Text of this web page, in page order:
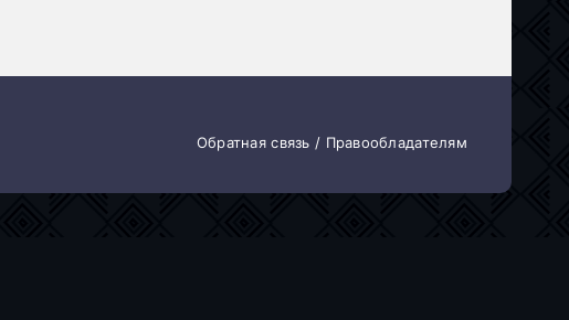
Обратная связь / Правообладателям